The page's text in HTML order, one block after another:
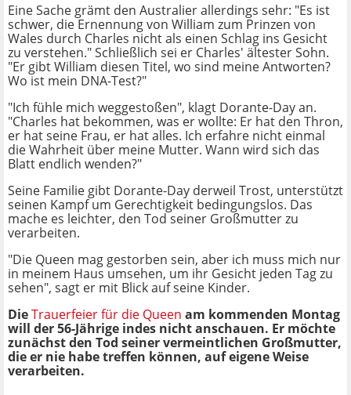
Eine Sache grämt den Australier allerdings sehr: "Es ist
schwer, die Ernennung von William zum Prinzen von
Wales durch Charles nicht als einen Schlag ins Gesicht
zu verstehen." Schließlich sei er Charles' ältester Sohn.
"Er gibt William diesen Titel, wo sind meine Antworten?
Wo ist mein DNA-Test?"
"Ich fühle mich weggestoßen", klagt Dorante-Day an.
"Charles hat bekommen, was er wollte: Er hat den Thron,
er hat seine Frau, er hat alles. Ich erfahre nicht einmal
die Wahrheit über meine Mutter. Wann wird sich das
Blatt endlich wenden?"
Seine Familie gibt Dorante-Day derweil Trost, unterstützt
seinen Kampf um Gerechtigkeit bedingungslos. Das
mache es leichter, den Tod seiner Großmutter zu
verarbeiten.
"Die Queen mag gestorben sein, aber ich muss mich nur
in meinem Haus umsehen, um ihr Gesicht jeden Tag zu
sehen", sagt er mit Blick auf seine Kinder.
DieTrauerfeier für die Queen am kommenden Montag
will der 56-Jährige indes nicht anschauen. Er möchte
zunächst den Tod seiner vermeintlichen Großmutter,
die er nie habe treffen können, auf eigene Weise
verarbeiten.